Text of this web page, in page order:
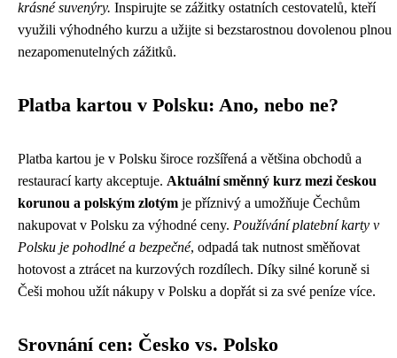
krásné suvenýry. Inspirujte se zážitky ostatních cestovatelů, kteří
využili výhodného kurzu a užijte si bezstarostnou dovolenou plnou
nezapomenutelných zážitků.
Platba kartou v Polsku: Ano, nebo ne?
Platba kartou je v Polsku široce rozšířená a většina obchodů a
restaurací karty akceptuje. Aktuální směnný kurz mezi českou
korunou a polským zlotým je příznivý a umožňuje Čechům
nakupovat v Polsku za výhodné ceny. Používání platební karty v
Polsku je pohodlné a bezpečné, odpadá tak nutnost směňovat
hotovost a ztrácet na kurzových rozdílech. Díky silné koruně si
Češi mohou užít nákupy v Polsku a dopřát si za své peníze více.
Srovnání cen: Česko vs. Polsko